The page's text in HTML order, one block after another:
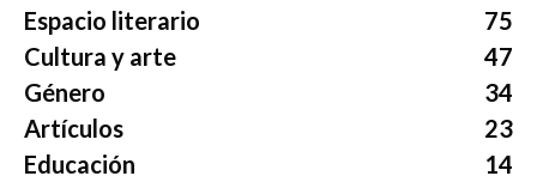
Espacio literario
75
Cultura y arte
47
Género
34
Artículos
23
Educación
14